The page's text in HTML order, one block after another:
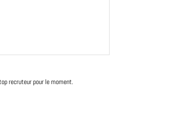
recruteur pour le moment.